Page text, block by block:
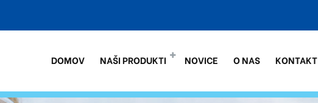
DOMOV NAŠI PRODUKTI NOVICE O NAS KONTAKT